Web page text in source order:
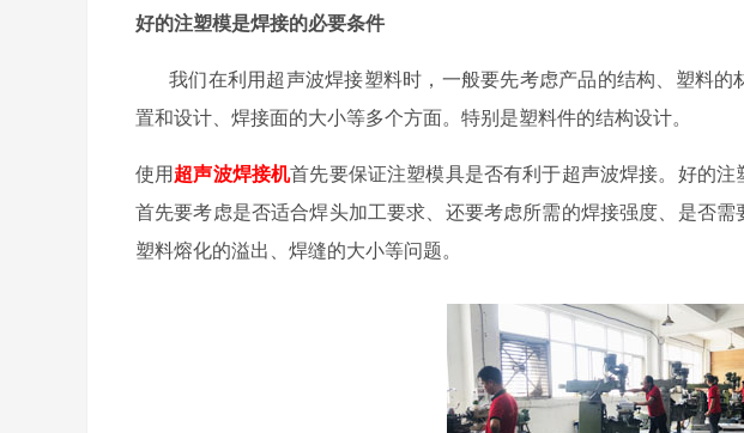
好的注塑模是焊接的必要条件
我们在利用超声波焊接塑料时，一般要先考虑产品的结构、塑料
置和设计、焊接面的大小等多个方面。特别是塑料件的结构设计。
使用超声波焊接机首先要保证注塑模具是否有利于超声波焊接。好的
首先要考虑是否适合焊头加工要求、还要考虑所需的焊接强度、是否
塑料熔化的溢出、焊缝的大小等问题。